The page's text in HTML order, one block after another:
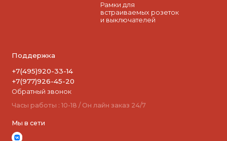
Рамки для
встраиваемых розеток
и выключателей
Поддержка
+7(495)920-33-14
+7(977)926-45-20
Обратный звонок
Часы работы : 10-18 / Он лайн заказ 24/7
Мы в сети